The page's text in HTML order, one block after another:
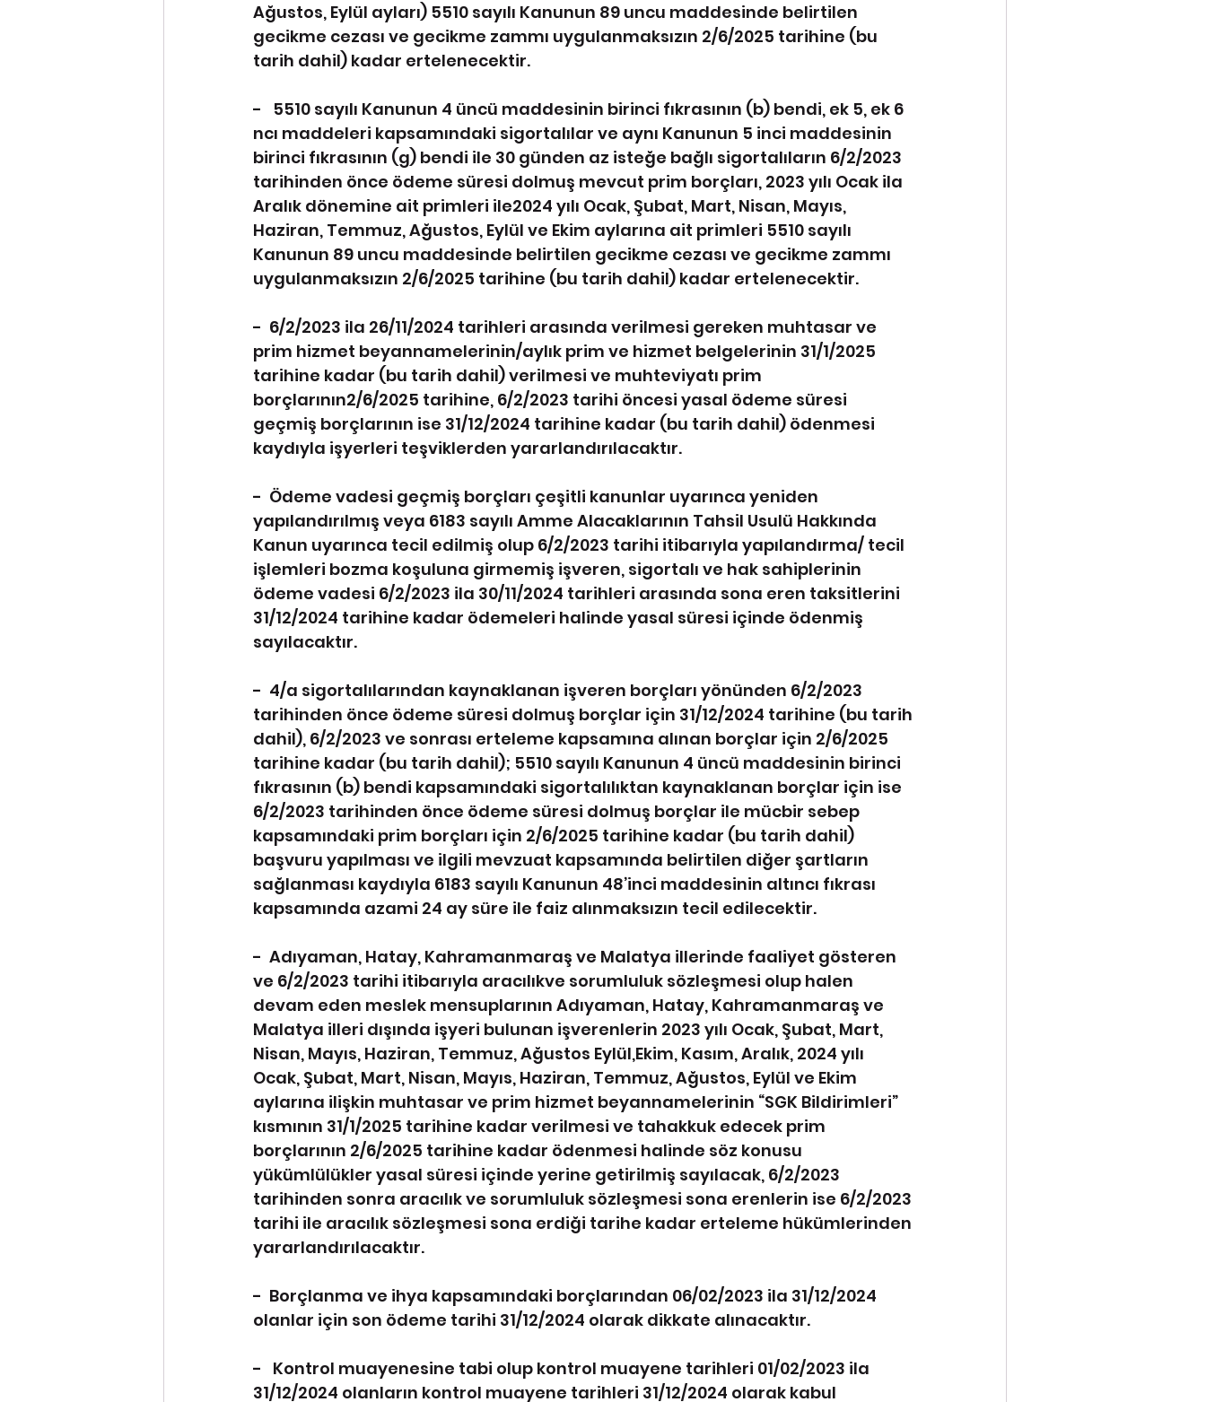
Ağustos, Eylül ayları) 5510 sayılı Kanunun 89 uncu maddesinde belirtilen
gecikme cezası ve gecikme zammı uygulanmaksızın 2/6/2025 tarihine (bu
tarih dahil) kadar ertelenecektir.
-   5510 sayılı Kanunun 4 üncü maddesinin birinci fıkrasının (b) bendi, ek 5, ek 6
ncı maddeleri kapsamındaki sigortalılar ve aynı Kanunun 5 inci maddesinin
birinci fıkrasının (g) bendi ile 30 günden az isteğe bağlı sigortalıların 6/2/2023
tarihinden önce ödeme süresi dolmuş mevcut prim borçları, 2023 yılı Ocak ila
Aralık dönemine ait primleri ile2024 yılı Ocak, Şubat, Mart, Nisan, Mayıs,
Haziran, Temmuz, Ağustos, Eylül ve Ekim aylarına ait primleri 5510 sayılı
Kanunun 89 uncu maddesinde belirtilen gecikme cezası ve gecikme zammı
uygulanmaksızın 2/6/2025 tarihine (bu tarih dahil) kadar ertelenecektir.
-  6/2/2023 ila 26/11/2024 tarihleri arasında verilmesi gereken muhtasar ve
prim hizmet beyannamelerinin/aylık prim ve hizmet belgelerinin 31/1/2025
tarihine kadar (bu tarih dahil) verilmesi ve muhteviyatı prim
borçlarının2/6/2025 tarihine, 6/2/2023 tarihi öncesi yasal ödeme süresi
geçmiş borçlarının ise 31/12/2024 tarihine kadar (bu tarih dahil) ödenmesi
kaydıyla işyerleri teşviklerden yararlandırılacaktır.
-  Ödeme vadesi geçmiş borçları çeşitli kanunlar uyarınca yeniden
yapılandırılmış veya 6183 sayılı Amme Alacaklarının Tahsil Usulü Hakkında
Kanun uyarınca tecil edilmiş olup 6/2/2023 tarihi itibarıyla yapılandırma/ tecil
işlemleri bozma koşuluna girmemiş işveren, sigortalı ve hak sahiplerinin
ödeme vadesi 6/2/2023 ila 30/11/2024 tarihleri arasında sona eren taksitlerini
31/12/2024 tarihine kadar ödemeleri halinde yasal süresi içinde ödenmiş
sayılacaktır.
-  4/a sigortalılarından kaynaklanan işveren borçları yönünden 6/2/2023
tarihinden önce ödeme süresi dolmuş borçlar için 31/12/2024 tarihine (bu tarih
dahil), 6/2/2023 ve sonrası erteleme kapsamına alınan borçlar için 2/6/2025
tarihine kadar (bu tarih dahil); 5510 sayılı Kanunun 4 üncü maddesinin birinci
fıkrasının (b) bendi kapsamındaki sigortalılıktan kaynaklanan borçlar için ise
6/2/2023 tarihinden önce ödeme süresi dolmuş borçlar ile mücbir sebep
kapsamındaki prim borçları için 2/6/2025 tarihine kadar (bu tarih dahil)
başvuru yapılması ve ilgili mevzuat kapsamında belirtilen diğer şartların
sağlanması kaydıyla 6183 sayılı Kanunun 48’inci maddesinin altıncı fıkrası
kapsamında azami 24 ay süre ile faiz alınmaksızın tecil edilecektir.
-  Adıyaman, Hatay, Kahramanmaraş ve Malatya illerinde faaliyet gösteren
ve 6/2/2023 tarihi itibarıyla aracılıkve sorumluluk sözleşmesi olup halen
devam eden meslek mensuplarının Adıyaman, Hatay, Kahramanmaraş ve
Malatya illeri dışında işyeri bulunan işverenlerin 2023 yılı Ocak, Şubat, Mart,
Nisan, Mayıs, Haziran, Temmuz, Ağustos Eylül,Ekim, Kasım, Aralık, 2024 yılı
Ocak, Şubat, Mart, Nisan, Mayıs, Haziran, Temmuz, Ağustos, Eylül ve Ekim
aylarına ilişkin muhtasar ve prim hizmet beyannamelerinin “SGK Bildirimleri”
kısmının 31/1/2025 tarihine kadar verilmesi ve tahakkuk edecek prim
borçlarının 2/6/2025 tarihine kadar ödenmesi halinde söz konusu
yükümlülükler yasal süresi içinde yerine getirilmiş sayılacak, 6/2/2023
tarihinden sonra aracılık ve sorumluluk sözleşmesi sona erenlerin ise 6/2/2023
tarihi ile aracılık sözleşmesi sona erdiği tarihe kadar erteleme hükümlerinden
yararlandırılacaktır.
-  Borçlanma ve ihya kapsamındaki borçlarından 06/02/2023 ila 31/12/2024
olanlar için son ödeme tarihi 31/12/2024 olarak dikkate alınacaktır.
-   Kontrol muayenesine tabi olup kontrol muayene tarihleri 01/02/2023 ila
31/12/2024 olanların kontrol muayene tarihleri 31/12/2024 olarak kabul